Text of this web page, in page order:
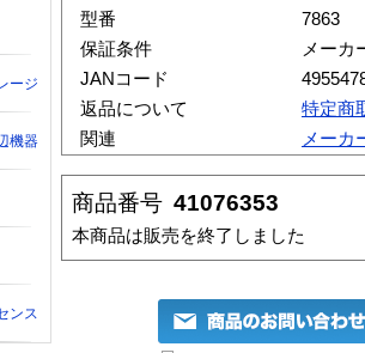
型番
7863
保証条件
メーカ
JANコード
返品について
特定商
関連
メーカ
商品番号 41076353
本商品は販売を終了しました
ージ
機器
ンス